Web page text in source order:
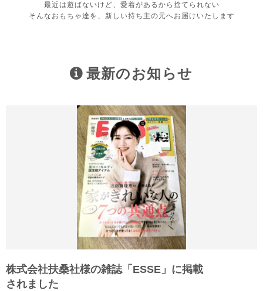
最近は遊ばないけど、愛着があるから捨てられない
そんなおもちゃ達を、新しい持ち主の元へお届けいたします
最新のお知らせ
株式会社扶桑社様の雑誌「ESSE」に掲載
されました